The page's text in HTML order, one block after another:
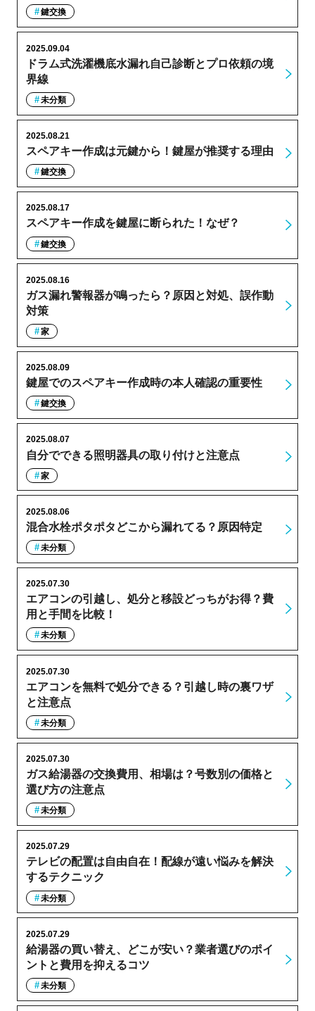
鍵交換
ドラム式洗濯機底水漏れ自己診断とプロ依頼の境
界線
2025.09.04
未分類
スペアキー作成は元鍵から！鍵屋が推奨する理由
2025.08.21
鍵交換
スペアキー作成を鍵屋に断られた！なぜ？
2025.08.17
鍵交換
ガス漏れ警報器が鳴ったら？原因と対処、誤作動
対策
2025.08.16
家
鍵屋でのスペアキー作成時の本人確認の重要性
2025.08.09
鍵交換
自分でできる照明器具の取り付けと注意点
2025.08.07
家
混合水栓ポタポタどこから漏れてる？原因特定
2025.08.06
未分類
エアコンの引越し、処分と移設どっちがお得？費
用と手間を比較！
2025.07.30
未分類
エアコンを無料で処分できる？引越し時の裏ワザ
と注意点
2025.07.30
未分類
ガス給湯器の交換費用、相場は？号数別の価格と
選び方の注意点
2025.07.30
未分類
テレビの配置は自由自在！配線が遠い悩みを解決
するテクニック
2025.07.29
未分類
給湯器の買い替え、どこが安い？業者選びのポイ
ントと費用を抑えるコツ
2025.07.29
未分類